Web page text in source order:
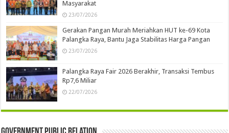
Masyarakat
23/07/2026
Gerakan Pangan Murah Meriahkan HUT ke-69 Kota
Palangka Raya, Bantu Jaga Stabilitas Harga Pangan
23/07/2026
Palangka Raya Fair 2026 Berakhir, Transaksi Tembus
Rp7,6 Miliar
22/07/2026